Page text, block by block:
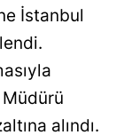
Artvin
Balıkesir
İstanbul
alındı.